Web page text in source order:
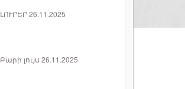
ԼՈՒՐԵՐ 26.11.2025
Բարի լույս 26.11.2025